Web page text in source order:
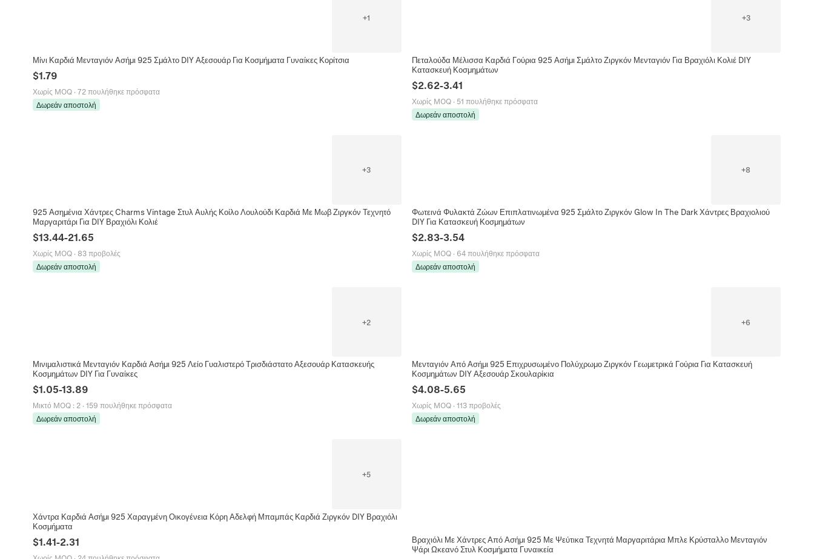
+1
Μίνι Καρδιά Μενταγιόν Ασήμι 925 Σμάλτο DIY Αξεσουάρ Για Κοσμήματα Γυναίκες Κορίτσια
$1.79
Χωρίς MOQ· 72 πουλήθηκε πρόσφατα
Δωρεάν αποστολή
+3
Πεταλούδα Μέλισσα Καρδιά Γούρια 925 Ασήμι Σμάλτο Ζιργκόν Μενταγιόν Για Βραχιόλι Κολιέ DIY
Κατασκευή Κοσμημάτων
$2.62-3.41
Χωρίς MOQ · 51 πουλήθηκε πρόσφατα
Δωρεάν αποστολή
+3
925 Ασημένια Χάντρες Charms Vintage Στυλ Αυλής Κοίλο Λουλούδι Καρδιά Με Μωβ Ζιργκόν Τεχνητό
Μαργαριτάρι Για DIY Βραχιόλι Κολιέ
$13.44-21.65
Χωρίς MOQ· 83 προβολές
Δωρεάν αποστολή
+8
Φωτεινά Φυλακτά Ζώων Επιπλατινωμένα 925 Σμάλτο Ζιργκόν Glow In The Dark Χάντρες Βραχιολιού
DIY Για Κατασκευή Κοσμημάτων
$2.83-3.54
Χωρίς MOQ · 64 πουλήθηκε πρόσφατα
Δωρεάν αποστολή
+2
Μινιμαλιστικά Μενταγιόν Καρδιά Ασήμι 925 Λείο Γυαλιστερό Τρισδιάστατο Αξεσουάρ Κατασκευής
Κοσμημάτων DIY Για Γυναίκες
$1.05-13.89
Μικτό MOQ: 2· 159 πουλήθηκε πρόσφατα
Δωρεάν αποστολή
+6
Μενταγιόν Από Ασήμι 925 Επιχρυσωμένο Πολύχρωμο Ζιργκόν Γεωμετρικά Γούρια Για Κατασκευή
Κοσμημάτων DIY Αξεσουάρ Σκουλαρίκια
$4.08-5.65
Χωρίς MOQ · 113 προβολές
Δωρεάν αποστολή
+5
Χάντρα Καρδιά Ασήμι 925 Χαραγμένη Οικογένεια Κόρη Αδελφή Μπαμπάς Καρδιά Ζιργκόν DIY Βραχιόλι
Κοσμήματα
$1.41-2.31
Βραχιόλι Με Χάντρες Από Ασήμι 925 Με Ψεύτικα Τεχνητά Μαργαριτάρια Μπλε Κρύσταλλο Μενταγιόν
Ψάρι Ωκεανό Στυλ Κοσμήματα Γυναικεία